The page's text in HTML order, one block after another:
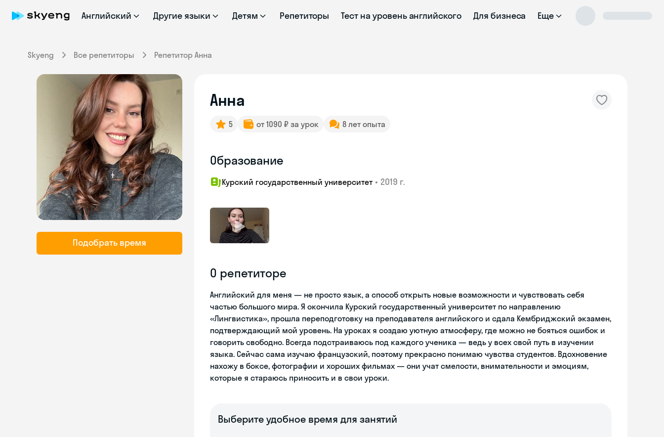
Английский Другие языки Детям Репетиторы Тест на уровень английского Для бизнеса Еще
Skyeng Все репетиторы Репетитор Анна
Подобрать время
Анна
5 от 1090 ₽ за урок 8 лет опыта
Образование
Курский государственный университет • 2019 г.
О репетиторе
Английский для меня — не просто язык, а способ открыть новые возможности и чувствовать себя
частью большого мира. Я окончила Курский государственный университет по направлению
«Лингвистика», прошла переподготовку на преподавателя английского и сдала Кембриджский экзамен,
подтверждающий мой уровень. На уроках я создаю уютную атмосферу, где можно не бояться ошибок и
говорить свободно. Всегда подстраиваюсь под каждого ученика — ведь у всех свой путь в изучении
языка. Сейчас сама изучаю французский, поэтому прекрасно понимаю чувства студентов. Вдохновение
нахожу в боксе, фотографии и хороших фильмах — они учат смелости, внимательности и эмоциям,
которые я стараюсь приносить и в свои уроки.
Выберите удобное время для занятий